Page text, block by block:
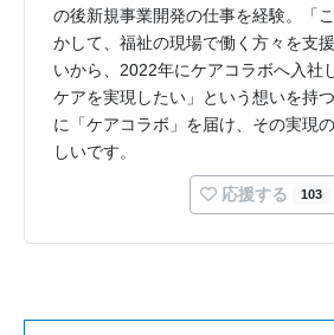
の後新規事業開発の仕事を経験。「
かして、福祉の現場で働く方々を支
いから、2022年にケアコラボへ入社
ケアを実現したい」という想いを持
に「ケアコラボ」を届け、その実現
しいです。
応援する 103